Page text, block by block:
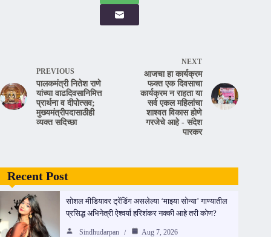
PREVIOUS
पालकमंत्री नितेश राणे
यांच्या वाढदिवसानिमित्त
प्रार्थना व दीपोत्सव;
मुख्यमंत्रीपदासाठीही
व्यक्त सदिच्छा
NEXT
आजचा हा कार्यक्रम
फक्त एक दिवसाचा
कार्यक्रम न राहता या
सर्व एकल महिलांचा
शाश्वत विकास होणे
गरजेचे आहे - संदेश
पारकर
Recent Post
सोशल मीडियावर ट्रेंडिंग असलेल्या ‘माझ्या सोन्या’ गाण्यातील
प्रसिद्ध अभिनेत्री ऐश्वर्या हरिशंकर नक्की आहे तरी कोण?
Sindhudarpan Aug 7, 2026